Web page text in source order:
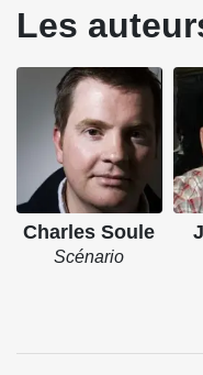
Les
Charles Soule
Scénario